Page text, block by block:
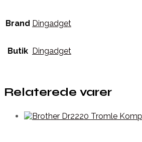
Brand Dingadget
Butik Dingadget
Relaterede varer